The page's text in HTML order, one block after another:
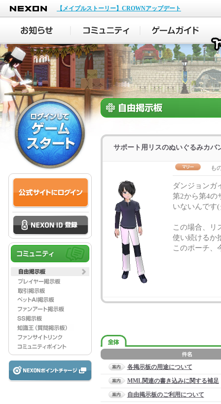
NEXON
【メイプルストーリー】CROWNアップデート
サポート用リスのぬいぐるみカバ
も
ダンジョンガ
第2から第4の
いないんです
この場合、リ
使い続けるか
このポーチ、
各掲示板の用途について
MML関連の書き込みに関する補足
自由掲示板のご利用について